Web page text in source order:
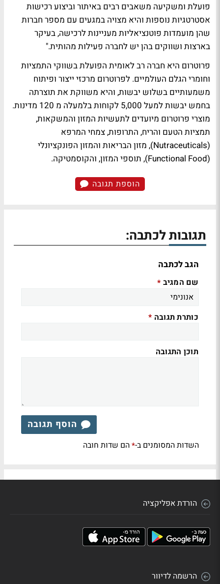
פועלת ומשקיעה משאבים רבים באיתור וביצוע רכישות
אסטרטגיות נוספות והיא מצויה במגעים עם מספר חברות
שהן מועמדות פוטנציאליות מעניינות לרכישה, בעיקר
בארצות ושווקים בהן יש לחברה פעילות מהותית."
פרוטרום היא חברה רב לאומית הפועלת בשווקי התמציות
וחומרי הגלם העולמיים. לפרוטרום מרכזי ייצור ופיתוח
משמעותיים בשלוש יבשות, והיא משווקת את תוצרתה
בחמש יבשות למעל 5,000 לקוחות בלמעלה מ 120 מדינות.
מוצרי פרוטרום מיועדים לתעשיות המזון והמשקאות,
תמציות הטעם והריח, התרופות, צמחי המרפא
(Nutraceuticals), מזון הבריאות והמזון הפונקציונלי
(Functional Food), תוספי המזון, והקוסמטיקה.
הוספת תגובה
תגובות לכתבה:
הגב לכתבה
שם המגיב *
כותרת תגובה *
תוכן התגובה
הוסף תגובה
השדות המסומנים ב-*הם שדות חובה
הורדת אפליקציה
הרשמה לדיוור